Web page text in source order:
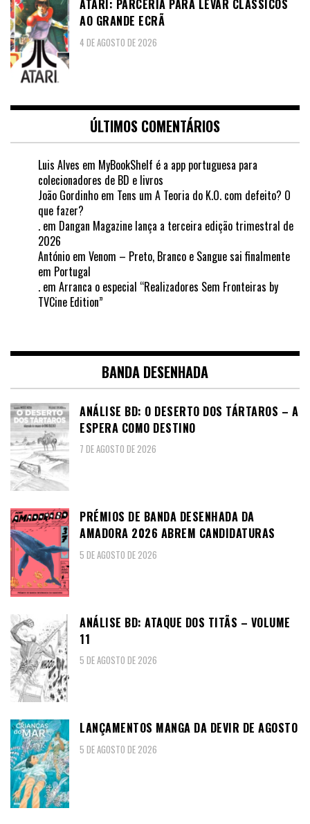
ATARI: PARCERIA PARA LEVAR CLÁSSICOS
AO GRANDE ECRÃ
4 DE AGOSTO DE 2026
ÚLTIMOS COMENTÁRIOS
Luis Alves em MyBookShelf é a app portuguesa para
colecionadores de BD e livros
João Gordinho em Tens um A Teoria do K.O. com defeito? O
que fazer?
. em Dangan Magazine lança a terceira edição trimestral de
2026
António em Venom – Preto, Branco e Sangue sai finalmente
em Portugal
. em Arranca o especial “Realizadores Sem Fronteiras by
TVCine Edition”
BANDA DESENHADA
ANÁLISE BD: O DESERTO DOS TÁRTAROS – A
ESPERA COMO DESTINO
7 DE AGOSTO DE 2026
PRÉMIOS DE BANDA DESENHADA DA
AMADORA 2026 ABREM CANDIDATURAS
5 DE AGOSTO DE 2026
ANÁLISE BD: ATAQUE DOS TITÃS – VOLUME
11
5 DE AGOSTO DE 2026
LANÇAMENTOS MANGA DA DEVIR DE AGOSTO
5 DE AGOSTO DE 2026